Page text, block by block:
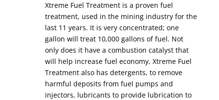
Xtreme Fuel Treatment is a proven fuel
treatment, used in the mining industry for the
last 11 years. It is very concentrated; one
gallon will treat 10,000 gallons of fuel. Not
only does it have a combustion catalyst that
will help increase fuel economy, Xtreme Fuel
Treatment also has detergents, to remove
harmful deposits from fuel pumps and
injectors, lubricants to provide lubrication to